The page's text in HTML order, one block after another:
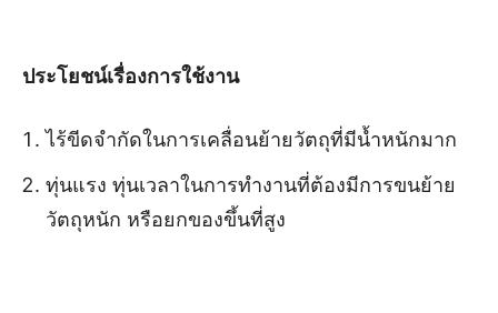
ประโยชน์เรื่องการใช้งาน
ไร้ขีดจำกัดในการเคลื่อนย้ายวัตถุที่มีน้ำหนักมาก
ทุ่นแรง ทุ่นเวลาในการทำงานที่ต้องมีการขนย้าย
วัตถุหนัก หรือยกของขึ้นที่สูง